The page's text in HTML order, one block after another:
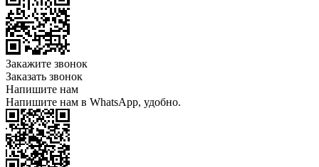
Закажите звонок
Заказать звонок
Напишите нам
Напишите нам в WhatsApp, удобно.